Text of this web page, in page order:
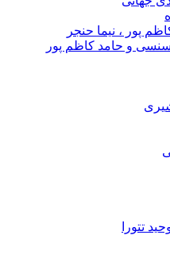
حنجر
کاظم پور